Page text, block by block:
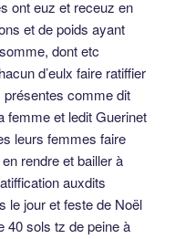
obligent lesdits
seul et pour le
leurs hoirs etc
de division etc foy
sires Grançois
marchands
desdits achacteurs